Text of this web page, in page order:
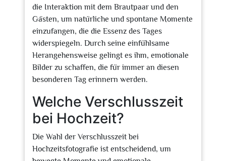
die Interaktion mit dem Brautpaar und den
Gästen, um natürliche und spontane Momente
einzufangen, die die Essenz des Tages
widerspiegeln. Durch seine einfühlsame
Herangehensweise gelingt es ihm, emotionale
Bilder zu schaffen, die für immer an diesen
besonderen Tag erinnern werden.
Welche Verschlusszeit
bei Hochzeit?
Die Wahl der Verschlusszeit bei
Hochzeitsfotografie ist entscheidend, um